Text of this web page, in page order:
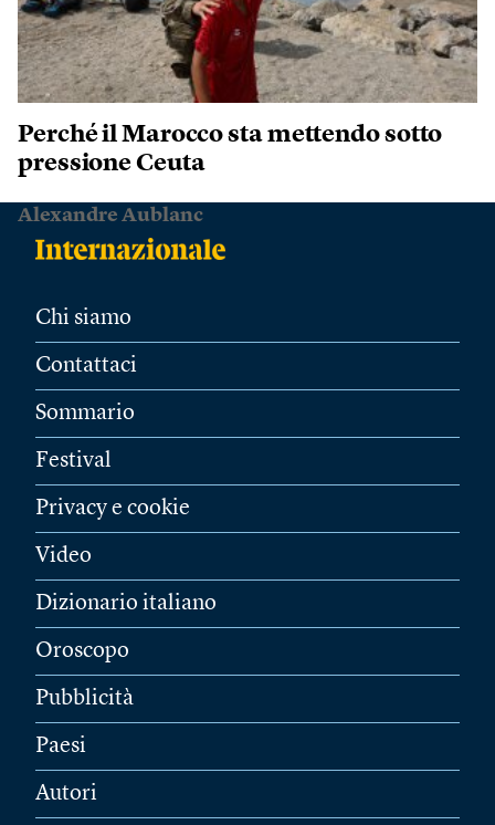
Perché il Marocco sta mettendo sotto
pressione Ceuta
Alexandre Aublanc
Chi siamo
Contattaci
Sommario
Festival
Privacy e cookie
Video
Dizionario italiano
Oroscopo
Pubblicità
Paesi
Autori